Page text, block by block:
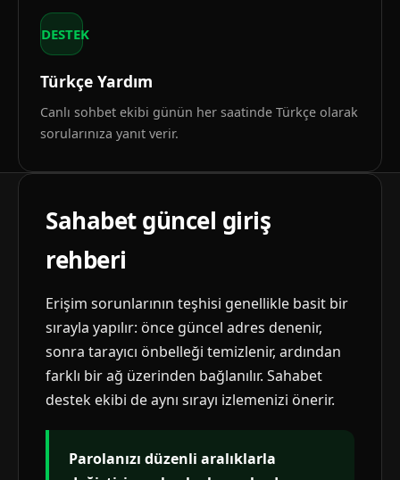
DESTEK
Türkçe Yardım
Canlı sohbet ekibi günün her saatinde Türkçe olarak
sorularınıza yanıt verir.
Sahabet güncel giriş
rehberi
Erişim sorunlarının teşhisi genellikle basit bir
sırayla yapılır: önce güncel adres denenir,
sonra tarayıcı önbelleği temizlenir, ardından
farklı bir ağ üzerinden bağlanılır. Sahabet
destek ekibi de aynı sırayı izlemenizi önerir.
Parolanızı düzenli aralıklarla